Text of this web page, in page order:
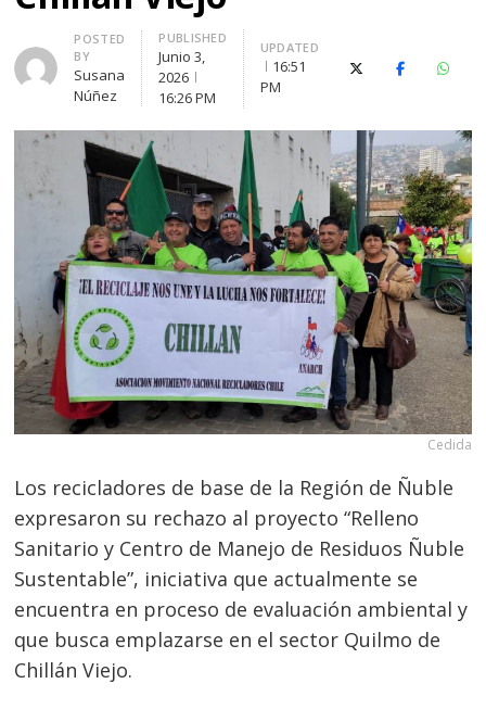
Author
POSTED
BY
Susana
Núñez
PUBLISHED
Junio 3,
2026
16:26 PM
UPDATED
16:51
PM
X (Twitter)Facebook
Cedida
Los recicladores de base de la Región de Ñuble
expresaron su rechazo al proyecto “Relleno
Sanitario y Centro de Manejo de Residuos Ñuble
Sustentable”, iniciativa que actualmente se
encuentra en proceso de evaluación ambiental y
que busca emplazarse en el sector Quilmo de
Chillán Viejo.